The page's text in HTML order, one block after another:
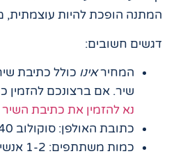
המתנה הופכת להיות עוצמתית,
דגשים חשובים:
המחיראינו כולל כתיבת
שיר. אם ברצונכם להזמין
נא להזמין את כתיבת
כתובת האולפן: סוקולוב 40 רמה"ש
כמות